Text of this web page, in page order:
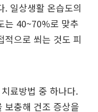
. 일상생활 온습도의
는 40~70%로 맞추
적으로 쐬는 것도 피
료방법 중 하나다.
보충해 건조 증상을